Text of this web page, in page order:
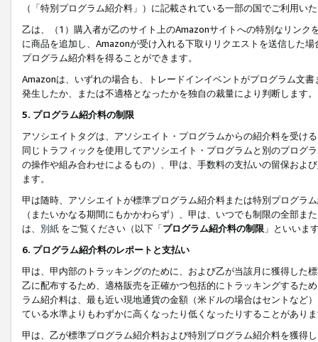
（「特別プログラム紹介料」）に記載されている一部の国でご利用い
乙は、（1）購入者が乙のサイト上のAmazonサイトへの特別なリン
に商品を追加し、Amazonが受け入れる下取りリクエストを送信した
プログラム紹介料を得ることができます。
Amazonは、いずれの場合も、トレードインイベントがプログラム文
発生したか、または不適格となったかを独自の裁量により判断します。
5. プログラム紹介料の制限
アソシエイトタグは、アソシエイト・プログラムからの紹介料を受け
同じトラフィックを使用してアソシエイト・プログラムと別のプログ
の操作や組み合わせによるもの）、甲は、手数料の支払いの留保およ
ます。
甲は随時、アソシエイトが標準プログラム紹介料または特別プログラ
（またいかなる期間にもかかわらず）、甲は、いつでも制限の全部
は、 別紙 をご覧ください（以下「プログラム紹介料の制限 」といいま
6. プログラム紹介料のレポートと支払い
甲は、甲内部のトラッキングのために、および乙が当該月に獲得した
乙に配布するため、適格販売を正確かつ包括的にトラッキングするた
ラム紹介料は、最も近い現地通貨の金額（米ドルの場合はセントなど
ている水準よりもわずかに高くなったり低くなったりすることがあり
甲は、乙が標準プログラム紹介料および特別プログラム紹介料を獲得